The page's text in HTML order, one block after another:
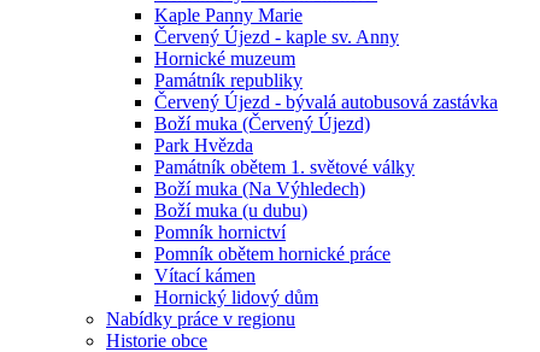
Kaple Panny Marie
Červený Újezd - kaple sv. Anny
Hornické muzeum
Památník republiky
Červený Újezd - bývalá autobusová zastávka
Boží muka (Červený Újezd)
Park Hvězda
Památník obětem 1. světové války
Boží muka (Na Výhledech)
Boží muka (u dubu)
Pomník hornictví
Pomník obětem hornické práce
Vítací kámen
Hornický lidový dům
Nabídky práce v regionu
Historie obce